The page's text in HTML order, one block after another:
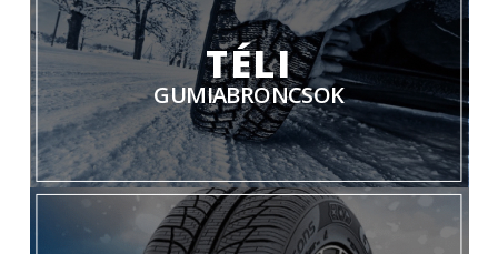
TÉLI
GUMIABRONCSOK